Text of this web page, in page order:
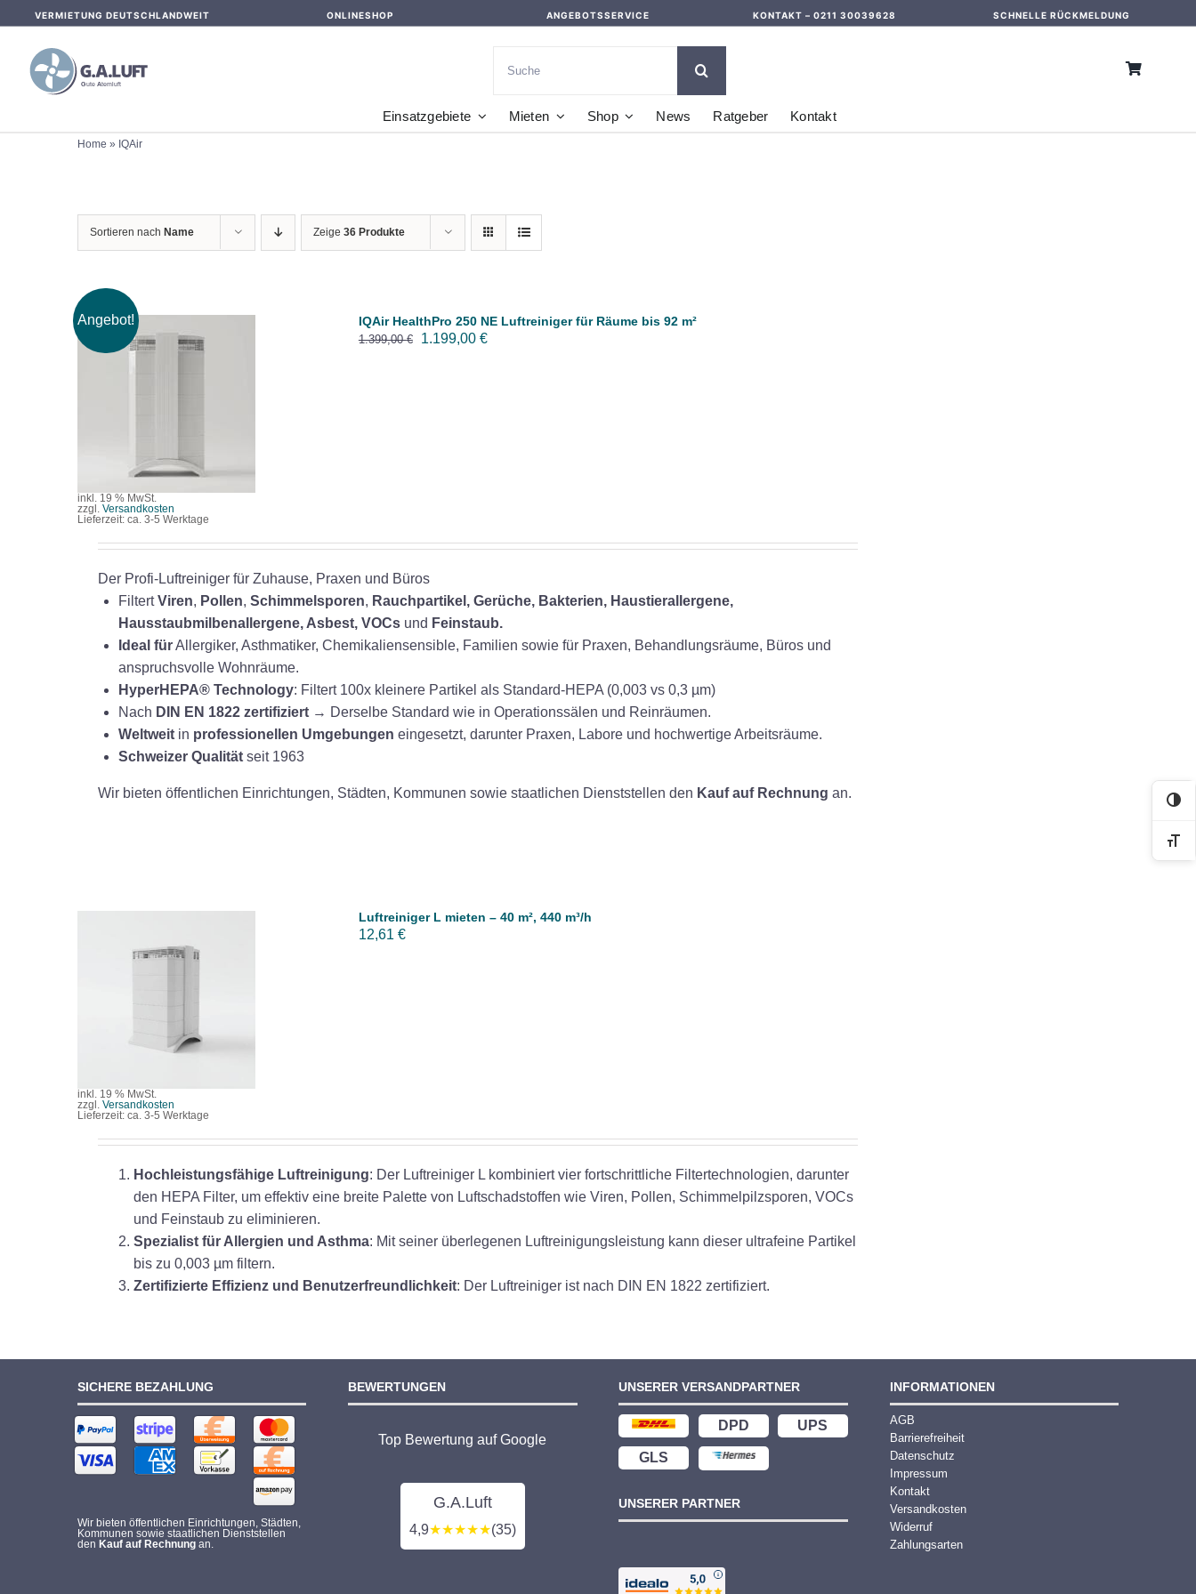
content
VERMIETUNG DEUTSCHLANDWEIT ONLINESHOP ANGEBOTSSERVICE KONTAKT – 0211 30039628 SCHNELLE RÜCKMELDUNG
nach:
Einsatzgebiete Mieten Shop News Ratgeber Kontakt
Home » IQAir
Sortieren nach Name Zeige 36 Produkte
Angebot! IQAir HealthPro 250 NE Luftreiniger für Räume bis 92 m²
1.399,00€
Ursprünglicher
1.199,00 €Aktueller
inkl. 19 % MwSt.
zzgl. Versandkosten
Lieferzeit: ca. 3-5 Werktage
Der Profi-Luftreiniger für Zuhause, Praxen und Büros
FiltertViren, Pollen, Schimmelsporen, Rauchpartikel, Gerüche, Bakterien, Haustierallergene,
Hausstaubmilbenallergene, Asbest, VOCsund Feinstaub.
Ideal fürAllergiker, Asthmatiker, Chemikaliensensible, Familien sowie für Praxen, Behandlungsräume, Büros und
anspruchsvolle Wohnräume.
HyperHEPA® Technology: Filtert 100x kleinere Partikel als Standard-HEPA (0,003 vs 0,3 µm)
Nach DIN EN 1822 zertifiziert→ Derselbe Standard wie in Operationssälen und Reinräumen.
Weltweitin professionellen Umgebungen eingesetzt, darunter Praxen, Labore und hochwertige Arbeitsräume.
Schweizer Qualitätseit 1963
Wir bieten öffentlichen Einrichtungen, Städten, Kommunen sowie staatlichen Dienststellen den Kauf auf Rechnung an.
Luftreiniger L mieten – 40 m², 440 m³/h
12,61 €
inkl. 19 % MwSt.
zzgl. Versandkosten
Lieferzeit: ca. 3-5 Werktage
Hochleistungsfähige Luftreinigung: Der Luftreiniger L kombiniert vier fortschrittliche Filtertechnologien, darunter
den HEPA Filter, um effektiv eine breite Palette von Luftschadstoffen wie Viren, Pollen, Schimmelpilzsporen, VOCs
und Feinstaub zu eliminieren.
Spezialist für Allergien und Asthma: Mit seiner überlegenen Luftreinigungsleistung kann dieser ultrafeine Partikel
bis zu 0,003 µm filtern.
Zertifizierte Effizienz und Benutzerfreundlichkeit: Der Luftreiniger ist nach DIN EN 1822 zertifiziert.
SICHERE BEZAHLUNG
Wir bieten öffentlichen Einrichtungen, Städten,
Kommunen sowie staatlichen Dienststellen
den Kauf auf Rechnungan.
BEWERTUNGEN
Top Bewertung auf Google
G.A.Luft
4,9★★★★★(35)
UNSERER VERSANDPARTNER
DPD UPS
GLS
UNSERER PARTNER
INFORMATIONEN
AGB
Barrierefreiheit
Datenschutz
Impressum
Kontakt
Versandkosten
Widerruf
Zahlungsarten